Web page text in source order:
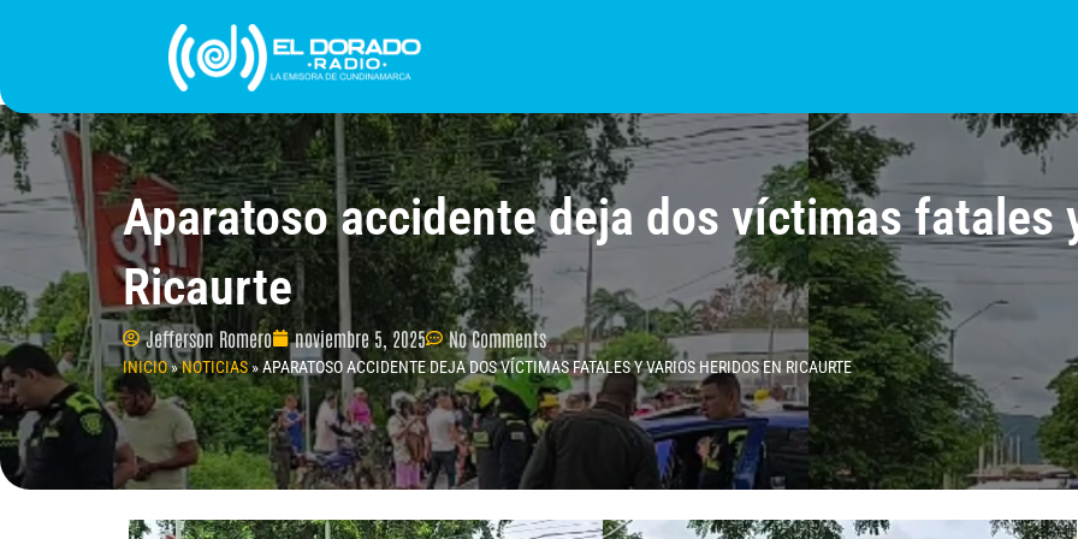
INICIO PROGRAMACIÓN ¿QUIÉNES SOMOS? NOTICIAS COLOMBIA BOGOTÁ INTERNACIONAL PROVINCIAS
Aparatoso accidente deja dos víctimas fatales
Ricaurte
Jefferson Romero noviembre 5, 2025 No Comments
INICIO»NOTICIAS»APARATOSO ACCIDENTE DEJA DOS VÍCTIMAS FATALES Y VARIOS HERIDOS EN RICAURTE